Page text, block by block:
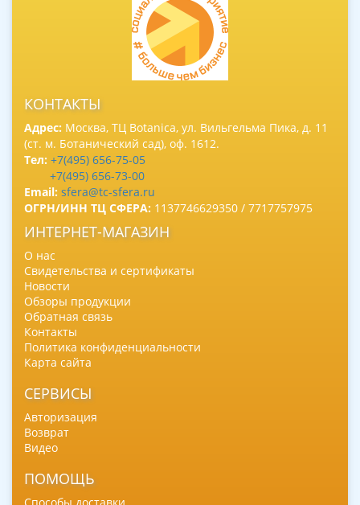
КОНТАКТЫ
Адрес: Москва, ТЦ Botanica, ул. Вильгельма Пика, д. 11
(ст. м. Ботанический сад), оф. 1612.
Тел: +7(495) 656-75-05
+7(495) 656-73-00
Email: sfera@tc-sfera.ru
ОГРН/ИНН ТЦ СФЕРА: 1137746629350 / 7717757975
ИНТЕРНЕТ-МАГАЗИН
О нас
Свидетельства и сертификаты
Новости
Обзоры продукции
Обратная связь
Контакты
Политика конфиденциальности
Карта сайта
СЕРВИСЫ
Авторизация
Возврат
Видео
ПОМОЩЬ